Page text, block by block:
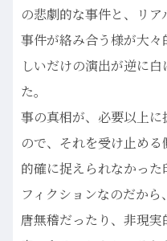
の悲劇的な事件と、リ
事件が絡み合う様が大
しいだけの演出が逆に
た。
事の真相が、必要以上
ので、それを受け止める
的確に捉えられなかった
フィクションなのだか
唐無稽だったり、非現